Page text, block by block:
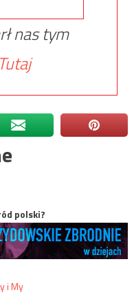
nas tym
Tutaj
polski?